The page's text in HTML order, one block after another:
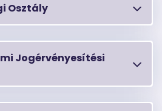
Osztály
Jogérvényesítési